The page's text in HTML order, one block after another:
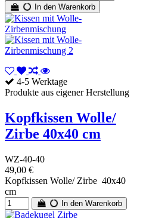
In den Warenkorb
4-5 Werktage
Produkte aus eigener Herstellung
Kopfkissen Wolle/
Zirbe 40x40 cm
WZ-40-40
49,00 €
Kopfkissen Wolle/ Zirbe 40x40
cm
In den Warenkorb